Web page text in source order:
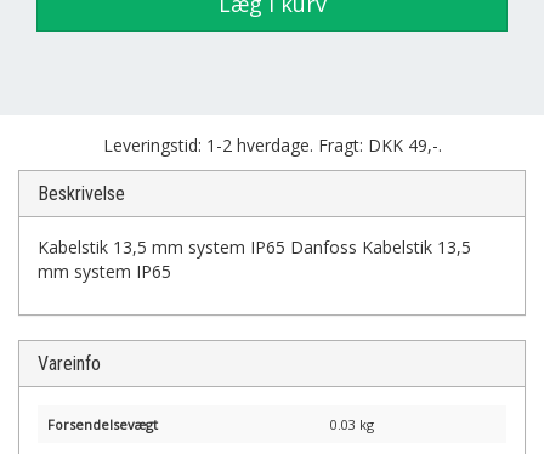
Leveringstid: 1-2 hverdage. Fragt: DKK 49,-.
Beskrivelse
Kabelstik 13,5 mm system IP65 Danfoss Kabelstik 13,5
mm system IP65
Vareinfo
Forsendelsevægt 0.03 kg